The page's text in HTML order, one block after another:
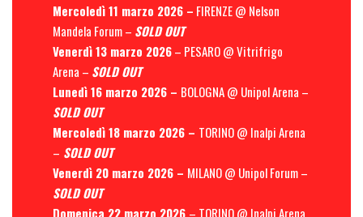
Mercoledì 11 marzo 2026 – FIRENZE @ Nelson
Mandela Forum – SOLD OUT
Venerdì 13 marzo 2026– PESARO @ Vitrifrigo
Arena – SOLD OUT
Lunedì 16 marzo 2026 – BOLOGNA @ Unipol Arena –
SOLD OUT
Mercoledì 18 marzo 2026 – TORINO @ Inalpi Arena
– SOLD OUT
Venerdì 20 marzo 2026 – MILANO @ Unipol Forum –
SOLD OUT
Domenica 22 marzo 2026 – TORINO @ Inalpi Arena